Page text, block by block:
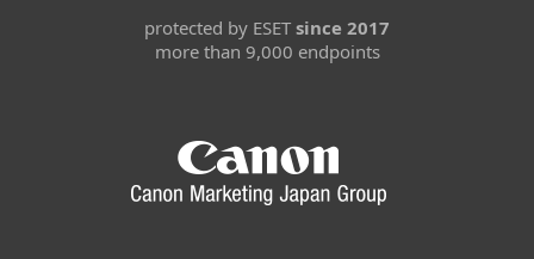
protected by ESET since 2017
more than 9,000 endpoints